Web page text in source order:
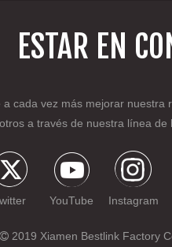
ESTAR EN
a cada vez más mejorar nuestra
a través de nuestra línea
YouTube Instagram
 2019 Xiamen Bestlink Factory